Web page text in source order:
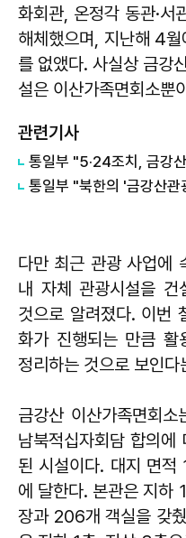
화회관, 온정각 동관·서
해체했으며, 지난해 4
를 없앴다. 사실상 금강
설은 이산가족면회소뿐
관련기사
다만 최근 관광 사업에
내 자체 관광시설을 건
것으로 알려졌다. 이번
화가 진행되는 만큼 활
정리하는 것으로 보인다
금강산 이산가족면회
남북적십자회담 합의
된 시설이다. 대지 면
에 달한다. 본관은 지하
장과 206개 객실을 갖